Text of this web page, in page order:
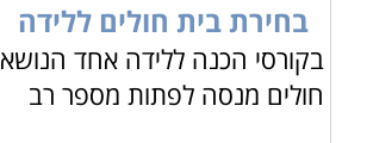
בחירת בית חולים ללידה
בקורסי הכנה ללידה אחד
חולים מנסה לפתות מספר רב